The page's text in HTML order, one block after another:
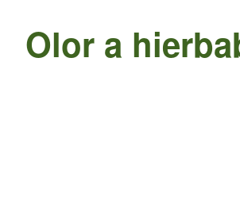
Olor a